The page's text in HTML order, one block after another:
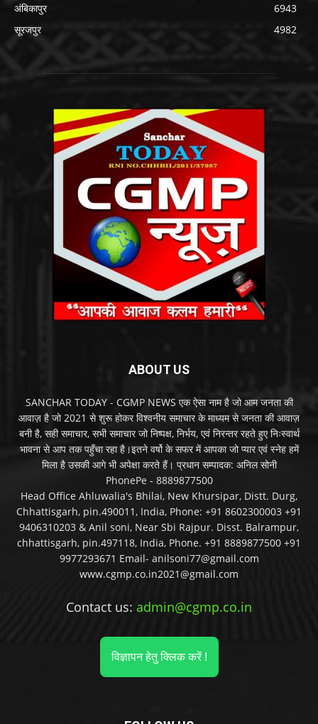
अंबिकापुर
6943
सूरजपुर
4982
ABOUT US
SANCHAR TODAY - CGMP NEWS एक ऐसा नाम है जो आम जनता की
आवाज़ है जो 2021 से शुरू होकर विश्वनीय समाचार के माध्यम से जनता की आवाज़
बनी है, सही समाचार, सभी समाचार जो निष्पक्ष, निर्भय, एवं निरन्तर रहते हुए निःस्वार्थ
भावना से आप तक पहुँचा रहा है।इतने वर्षो के सफर में आपका जो प्यार एवं स्नेह हमें
मिला है उसकी आगे भी अपेक्षा करते हैं। प्रधान सम्पादक: अनिल सोनी
PhonePe - 8889877500
Head Office Ahluwalia's Bhilai, New Khursipar, Distt. Durg,
Chhattisgarh, pin.490011, India, Phone: +91 8602300003 +91
9406310203 & Anil soni, Near Sbi Rajpur. Disst. Balrampur,
chhattisgarh, pin.497118, India, Phone. +91 8889877500 +91
9977293671 Email- anilsoni77@gmail.com
www.cgmp.co.in2021@gmail.com
Contact us: admin@cgmp.co.in
विज्ञापन हेतु क्लिक करें !